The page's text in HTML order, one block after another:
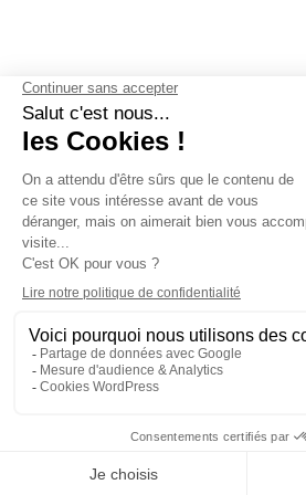
Contactez-nous-Mentions légales
confidentialité-Gestion des cookies
Cedex 06